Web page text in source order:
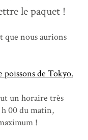
le paquet !
que nous aurions
poissons de Tokyo.
un horaire très
00 du matin,
!